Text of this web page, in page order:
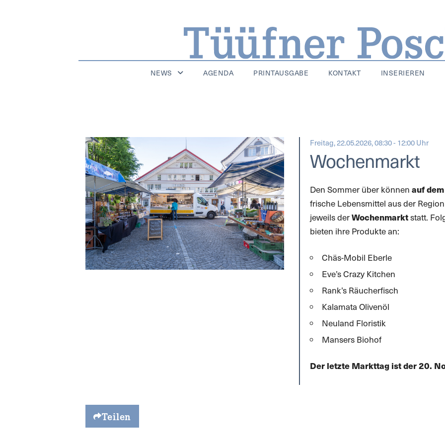
NEWS AGENDA PRINTAUSGABE KONTAKT INSERIEREN
Freitag, 22.05.2026, 08:30 - 12:00 Uhr
Wochenmarkt
Den Sommer über können auf
frische Lebensmittel aus der
jeweils derWochenmarktstatt.
bieten ihre Produkte an:
Chäs-Mobil Eberle
Eve’s Crazy Kitchen
Rank’s Räucherfisch
Kalamata Olivenöl
Neuland Floristik
Mansers Biohof
Der letzte Markttag ist der 20.
Teilen